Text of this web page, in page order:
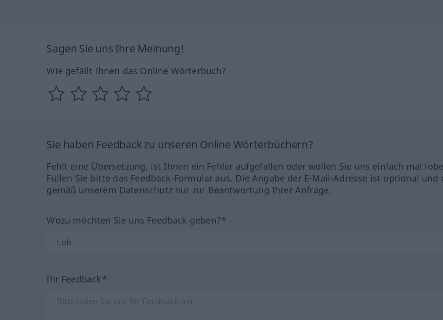
Sagen Sie uns Ihre Meinung!
Wie gefällt Ihnen das Online Wörterbuch?
Sie haben Feedback zu unseren Online Wörterbüchern?
Fehlt eine Übersetzung, ist Ihnen ein Fehler aufgefallen oder wollen Sie uns einfach mal
Füllen Sie bitte das Feedback-Formular aus. Die Angabe der E-Mail-Adresse ist optional und
gemäß unserem Datenschutz nur zur Beantwortung Ihrer Anfrage.
Wozu möchten Sie uns Feedback geben?*
Ihr Feedback*